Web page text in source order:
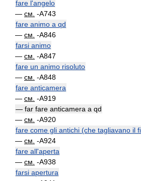
fare l'angelo
— см. -A743
fare animo a qd
— см. -A846
farsi animo
— см. -A847
fare un animo risoluto
— см. -A848
fare anticamera
— см. -A919
— far fare anticamera a qd
— см. -A920
fare come gli antichi (che tagliavano il
— см. -A924
fare all'aperta
— см. -A938
farsi apertura